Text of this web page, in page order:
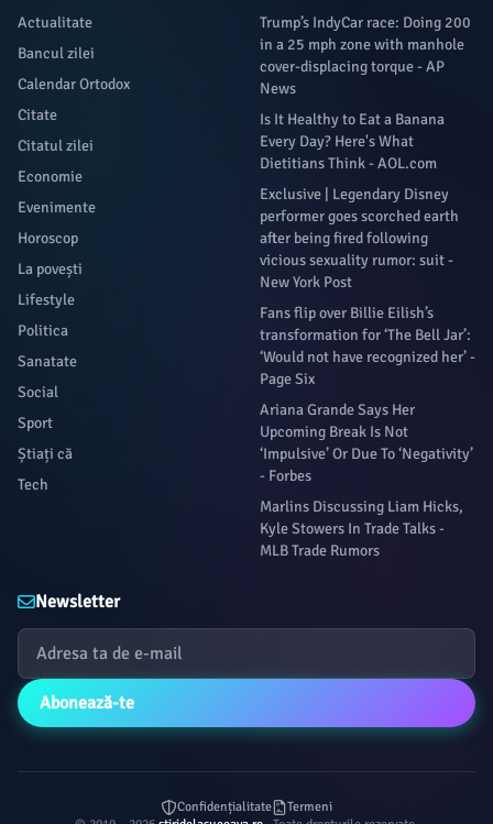
Actualitate
Bancul zilei
Calendar Ortodox
Citate
Citatul zilei
Economie
Evenimente
Horoscop
La povești
Lifestyle
Politica
Sanatate
Social
Sport
Știați că
Tech
Trump’s IndyCar race: Doing 200
in a 25 mph zone with manhole
cover-displacing torque - AP
News
Is It Healthy to Eat a Banana
Every Day? Here's What
Dietitians Think - AOL.com
Exclusive | Legendary Disney
performer goes scorched earth
after being fired following
vicious sexuality rumor: suit -
New York Post
Fans flip over Billie Eilish’s
transformation for ‘The Bell Jar’:
‘Would not have recognized her’ -
Page Six
Ariana Grande Says Her
Upcoming Break Is Not
‘Impulsive’ Or Due To ‘Negativity’
- Forbes
Marlins Discussing Liam Hicks,
Kyle Stowers In Trade Talks -
MLB Trade Rumors
Newsletter
Abonează-te
Confidențialitate
Termeni